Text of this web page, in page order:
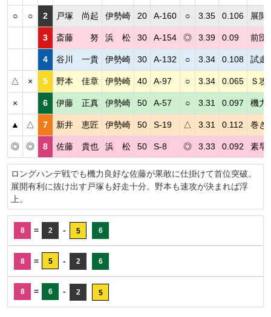
○ ○ 2 戸塚 尚起 伊勢崎 20 A-160 ○ 3.35 0.106 展開
3 斎藤 努 浜 松 30 A-154 ◎ 3.39 0.09 前団
4 谷川 一貴 伊勢崎 30 A-132 ○ 3.34 0.108 試走
△ × 5 野本 佳章 伊勢崎 40 A-97 ○ 3.34 0.065 Ｓ攻
× 6 伊藤 正真 伊勢崎 50 A-57 ○ 3.31 0.097 機力
▲ △ 7 新井 恵匠 伊勢崎 50 S-19 △ 3.31 0.112 巻き
◎ ◎ 8 佐藤 貴也 浜 松 50 S-8 ◎ 3.33 0.092 素早
ロングハンデ戦でも機力良好な佐藤が果敢に仕掛けて首位突破。
展開有利に抜け出す戸塚も好走十分。野本も速攻が決まれば浮
上。
8 = 2 - 5 6
8 = 5 - 2 6
8 = 6 - 2 5